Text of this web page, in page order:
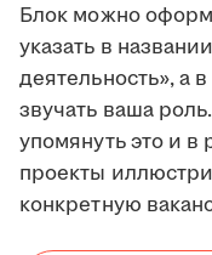
Блок можно
указать в
деятельность», а
звучать ваша
упомянуть это и
проекты
конкретную